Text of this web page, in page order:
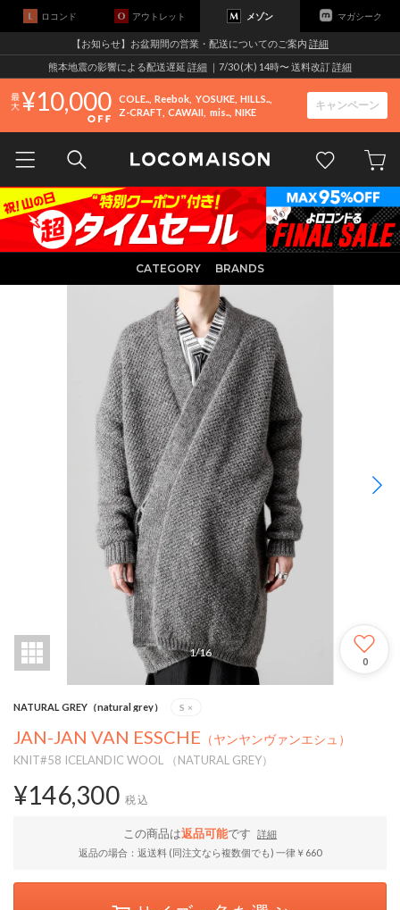
ロコンド アウトレット メゾン マガシーク
【お知らせ】お盆期間の営業・配送についてのご案内 詳細
熊本地震の影響による配送遅延 詳細 ｜7/30 (木) 14時〜 送料改訂詳細
10,000 COLE.. Reebok YOSUKE HILLS..
Z-CRAFT CAWAII mis.. NIKE
キャンペーン
CATEGORY BRANDS
1/16
0
NATURAL GREY（natural grey） S ×
JAN-JAN VAN ESSCHE （ヤンヤンヴァンエシュ）
KNIT#58 ICELANDIC WOOL （NATURAL GREY）
¥146,300 税込
この商品は返品可能です
詳細
返品の場合：返送料 (同注文なら複数個でも) 一律￥660